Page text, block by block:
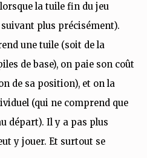
la tuile fin du jeu
plus précisément).
une tuile (soit de la
de base), on paie son coût
de sa position), et on la
(qui ne comprend que
départ). Il y a pas plus
y jouer. Et surtout se